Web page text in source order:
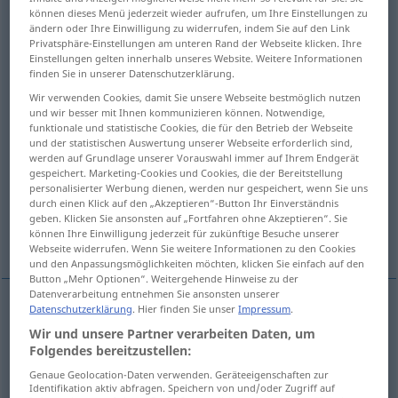
Übersicht aller Übersetzungen
(Für mehr Details die Übersetzung anklicken/antippen)
flitzen, huschen umherflattern
schnell vergehen, verfliegen
um-, wegziehen
sich entfernen, fortgehen sterben
flitzen,huschen flitmove quickly and lightly
(umher)flattern flitflutter
können dieses Menü jederzeit wieder aufrufen, um Ihre Einstellungen zu
ändern oder Ihre Einwilligung zu widerrufen, indem Sie auf den Link
Privatsphäre-Einstellungen am unteren Rand der Webseite klicken. Ihre
Einstellungen gelten innerhalb unseres Website. Weitere Informationen
finden Sie in unserer Datenschutzerklärung.
Wir verwenden Cookies, damit Sie unsere Webseite bestmöglich nutzen
und wir besser mit Ihnen kommunizieren können. Notwendige,
funktionale und statistische Cookies, die für den Betrieb der Webseite
und der statistischen Auswertung unserer Webseite erforderlich sind,
werden auf Grundlage unserer Vorauswahl immer auf Ihrem Endgerät
gespeichert. Marketing-Cookies und Cookies, die der Bereitstellung
personalisierter Werbung dienen, werden nur gespeichert, wenn Sie uns
durch einen Klick auf den „Akzeptieren“-Button Ihr Einverständnis
geben. Klicken Sie ansonsten auf „Fortfahren ohne Akzeptieren“. Sie
können Ihre Einwilligung jederzeit für zukünftige Besuche unserer
Webseite widerrufen. Wenn Sie weitere Informationen zu den Cookies
und den Anpassungsmöglichkeiten möchten, klicken Sie einfach auf den
Button „Mehr Optionen“. Weitergehende Hinweise zu der
Datenverarbeitung entnehmen Sie ansonsten unserer
Datenschutzerklärung. Hier finden Sie unserImpressum.
Wir und unsere Partner verarbeiten Daten, um
Folgendes bereitzustellen:
Genaue Geolocation-Daten verwenden. Geräteeigenschaften zur
Identifikation aktiv abfragen. Speichern von und/oder Zugriff auf